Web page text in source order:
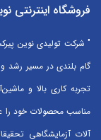
فروشگاه اینترنتی
گام بلندی در مسیر رشد و
تجربه کاری بالا و
مناسب محصولات خود را
آلات آزمایشگاهی